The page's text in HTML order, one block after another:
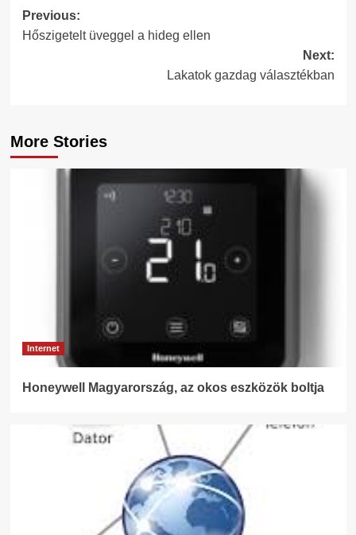
Post
navigation
Previous:
Hőszigetelt üveggel a hideg ellen
Next:
Lakatok gazdag választékban
More Stories
Internet
Honeywell Magyarország, az okos eszközök boltja